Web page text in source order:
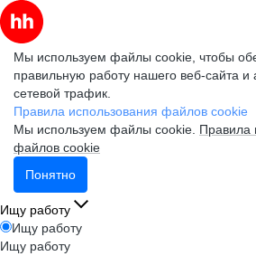
Мы используем файлы cookie, чтобы
правильную работу нашего веб-сайта и
сетевой трафик.
Правила использования файлов cookie
Мы используем файлы cookie. Правила
файлов cookie
Понятно
Ищу работу
Ищу работу
Ищу работу